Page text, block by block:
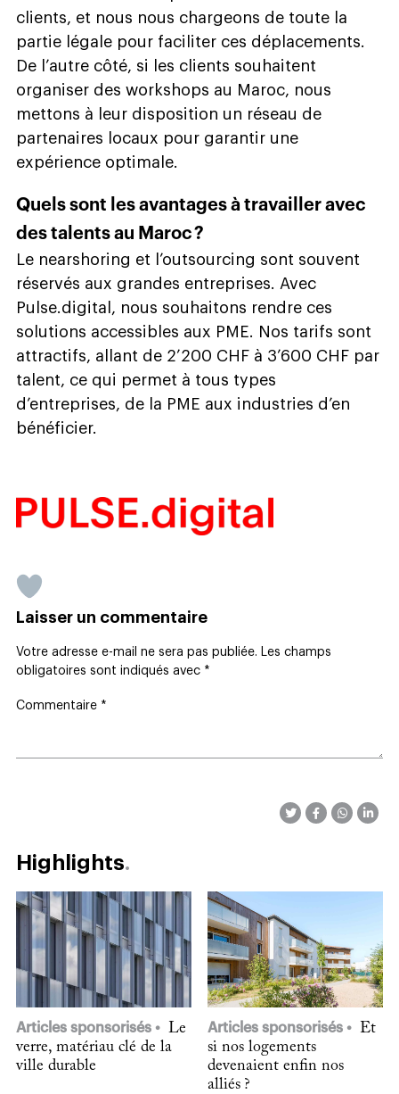
clients, et nous nous chargeons de toute la
partie légale pour faciliter ces déplacements.
De l’autre côté, si les clients souhaitent
organiser des workshops au Maroc, nous
mettons à leur disposition un réseau de
partenaires locaux pour garantir une
expérience optimale.
Quels sont les avantages à travailler avec
des talents au Maroc ?
Le nearshoring et l’outsourcing sont souvent
réservés aux grandes entreprises. Avec
Pulse.digital, nous souhaitons rendre ces
solutions accessibles aux PME. Nos tarifs sont
attractifs, allant de 2’200 CHF à 3’600 CHF par
talent, ce qui permet à tous types
d’entreprises, de la PME aux industries d’en
bénéficier.
Laisser un commentaire
Votre adresse e-mail ne sera pas publiée. Les champs
obligatoires sont indiqués avec *
Commentaire *
Highlights
Articles sponsorisés
Le
verre, matériau clé de la
ville durable
Articles sponsorisés
Et
si nos logements
devenaient enfin nos
alliés ?